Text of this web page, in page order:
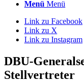
Menü Menü
Link zu Facebook
Link zu X
Link zu Instagram
DBU-
Stellvertreter